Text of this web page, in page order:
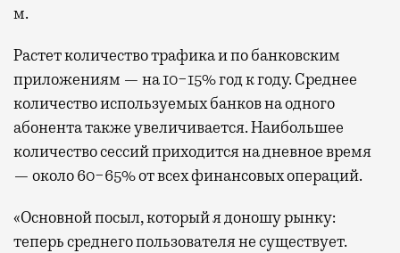
м.
Растет количество трафика и по банковским
приложениям — на 10−15% год к году. Среднее
количество используемых банков на одного
абонента также увеличивается. Наибольшее
количество сессий приходится на дневное время
— около 60−65% от всех финансовых операций.
«Основной посыл, который я доношу рынку:
теперь среднего пользователя не существует.